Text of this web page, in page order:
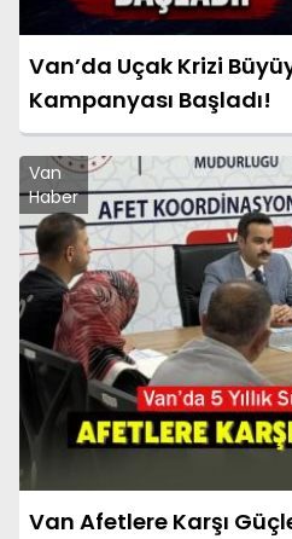
Van’da Uçak Krizi
Kampanyası Başladı!
Van
Haber
Van Afetlere Karşı